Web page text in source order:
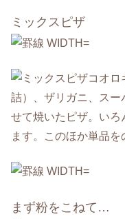
ミックスピザ
コオロ
詰）、ザリガニ、ス
せて焼いたピザ。い
ます。このほか単品を
まず粉をこねて…